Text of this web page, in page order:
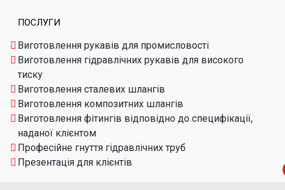
ПОСЛУГИ
Виготовлення рукавів для промисловості
Виготовлення гідравлічних рукавів для високого
тиску
Виготовлення сталевих шлангів
Виготовлення композитних шлангів
Виготовлення фітингів відповідно до специфікації,
наданої клієнтом
Професійне гнуття гідравлічних труб
Презентація для клієнтів